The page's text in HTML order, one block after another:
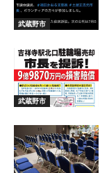
武蔵野市
武蔵野市